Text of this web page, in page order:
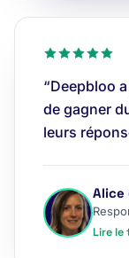
“Deepbloo
de gagner
leurs
Alice
Lire le